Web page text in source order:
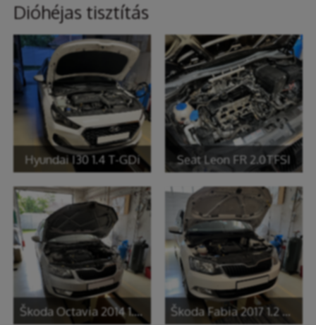
Dióhéjas tisztítás
Hyundai I30 1.4 T-GDi Seat Leon FR 2.0TFSI
Škoda Octavia 2014 1.2 TSi Škoda Fabia 2017 1.2 TSi